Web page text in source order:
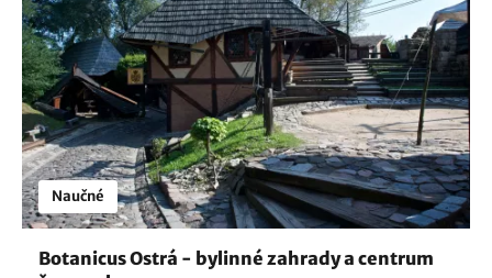
Naučné
Botanicus Ostrá - bylinné zahrady a centrum